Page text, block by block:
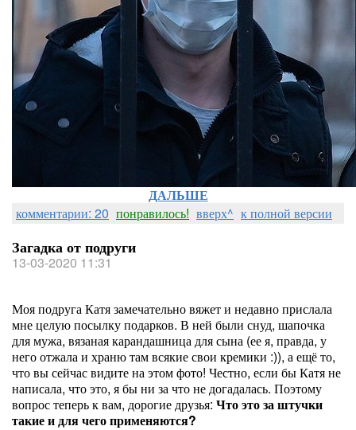
ДАЛЬШЕ
комментарии: 20 понравилось! вверх^ к полной версии
Загадка от подруги
13-03-2020 11:31
Моя подруга Катя замечательно вяжет и недавно прислала
мне целую посылку подарков. В ней были снуд, шапочка
для мужа, вязаная карандашница для сына (ее я, правда, у
него отжала и храню там всякие свои кремики :)), а ещё то,
что вы сейчас видите на этом фото! Честно, если бы Катя не
написала, что это, я бы ни за что не догадалась. Поэтому
вопрос теперь к вам, дорогие друзья: Что это за штучки
такие и для чего применяются?